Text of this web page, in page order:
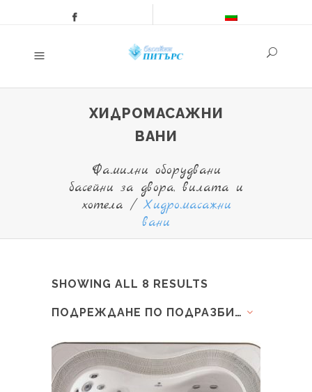
ХИДРОМАСАЖНИ
ВАНИ
Фамилни оборудвани
басейни за двора, вилата и
хотела / Хидромасажни
вани
SHOWING ALL 8 RESULTS
ПОДРЕЖДАНЕ ПО ПОДРАЗБИРАНЕ